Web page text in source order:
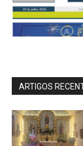
ARTIGOS